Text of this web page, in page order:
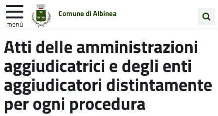
Comune di Albinea
menù
nel
sito
Entra in Comune Vivi Albinea
Unione Colline Matildiche
Atti delle amministrazioni
aggiudicatrici e degli enti
aggiudicatori distintamente
per ogni procedura